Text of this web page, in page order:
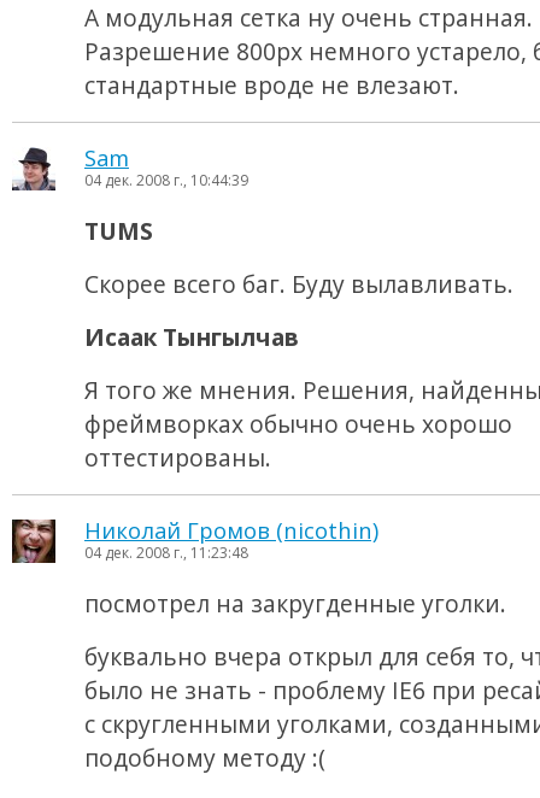
А модульная сетка ну очень странная.
Разрешение 800px немного устарело,
стандартные вроде не влезают.
Sam
04 дек. 2008 г., 10:44:39
TUMS
Скорее всего баг. Буду вылавливать.
Исаак Тынгылчав
Я того же мнения. Решения,
фреймворках обычно очень хорошо
оттестированы.
Николай Громов (nicothin)
04 дек. 2008 г., 11:23:48
посмотрел на закругденные уголки.
буквально вчера открыл для себя то,
было не знать - проблему IE6 при
с скругленными уголками,
подобному методу :(